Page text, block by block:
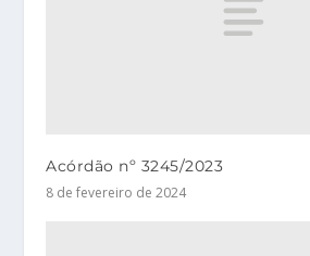
Acórdão nº 3245/2023
8 de fevereiro de 2024